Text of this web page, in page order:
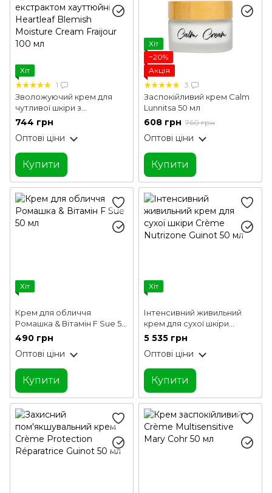
Хіт
1
Зволожуючий крем для
чутливої шкіри з
екстрактом хауттюйні
Heartleaf Blemish Moisture
Cream Fraijour 100 мл
744 грн
Оптові ціни
Купити
Хіт
−20%
Акція
3
Заспокійливий крем Calm
Lunnitsa 50 мл
608 грн 760 грн
Оптові ціни
Купити
Хіт
Крем для обличчя
Ромашка & Вітамін F Sue 50
мл
490 грн
Оптові ціни
Купити
Хіт
Інтенсивний живильний
крем для сухої шкіри
Crème Nutrizone Guinot 50
5 535 грн
Оптові ціни
Купити